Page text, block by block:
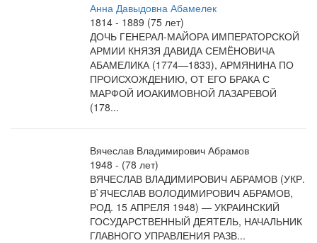
Анна Давыдовна Абамелек
1814 - 1889 (75 лет)
ДОЧЬ ГЕНЕРАЛ-МАЙОРА ИМПЕРАТОРСКОЙ
АРМИИ КНЯЗЯ ДАВИДА СЕМЁНОВИЧА
АБАМЕЛИКА (1774—1833), АРМЯНИНА ПО
ПРОИСХОЖДЕНИЮ, ОТ ЕГО БРАКА С
МАРФОЙ ИОАКИМОВНОЙ ЛАЗАРЕВОЙ
(178...
Вячеслав Владимирович Абрамов
1948 - (78 лет)
ВЯЧЕСЛАВ ВЛАДИМИРОВИЧ АБРАМОВ (УКР.
В`ЯЧЕСЛАВ ВОЛОДИМИРОВИЧ АБРАМОВ,
РОД. 15 АПРЕЛЯ 1948) — УКРАИНСКИЙ
ГОСУДАРСТВЕННЫЙ ДЕЯТЕЛЬ, НАЧАЛЬНИК
ГЛАВНОГО УПРАВЛЕНИЯ РАЗВ...